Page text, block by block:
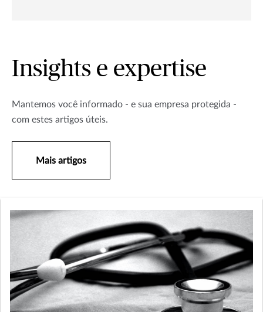
Insights e expertise
Mantemos você informado - e sua empresa protegida -
com estes artigos úteis.
Mais artigos